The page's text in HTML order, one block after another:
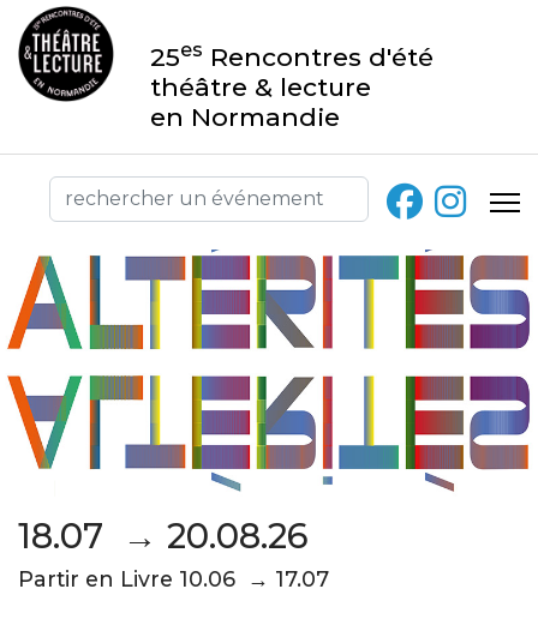
25es Rencontres d'été
théâtre & lecture
en Normandie
18.07 → 20.08.26
Partir en Livre 10.06 → 17.07